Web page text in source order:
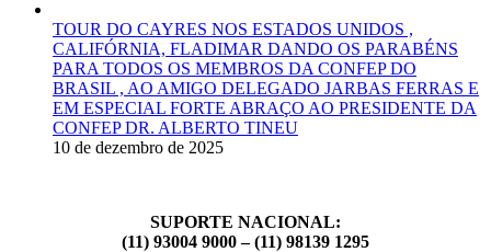
TOUR DO CAYRES NOS ESTADOS UNIDOS ,
CALIFÓRNIA, FLADIMAR DANDO OS PARABÉNS
PARA TODOS OS MEMBROS DA CONFEP DO
BRASIL , AO AMIGO DELEGADO JARBAS FERRAS E
EM ESPECIAL FORTE ABRAÇO AO PRESIDENTE DA
CONFEP DR. ALBERTO TINEU
10 de dezembro de 2025
SUPORTE NACIONAL:
(11) 93004 9000 – (11) 98139 1295